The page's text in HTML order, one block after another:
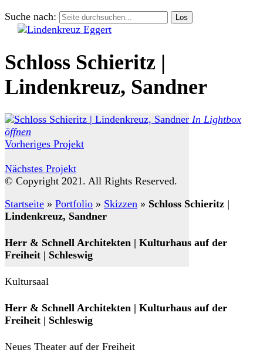
Suche nach:
Schloss Schieritz |
Lindenkreuz, Sandner
In Lightbox
öffnen
Vorheriges Projekt
Nächstes Projekt
© Copyright 2021. All Rights Reserved.
Startseite » Portfolio » Skizzen » Schloss Schieritz |
Lindenkreuz, Sandner
Herr & Schnell Architekten | Kulturhaus auf der
Freiheit | Schleswig
Kultursaal
Herr & Schnell Architekten | Kulturhaus auf der
Freiheit | Schleswig
Neues Theater auf der Freiheit